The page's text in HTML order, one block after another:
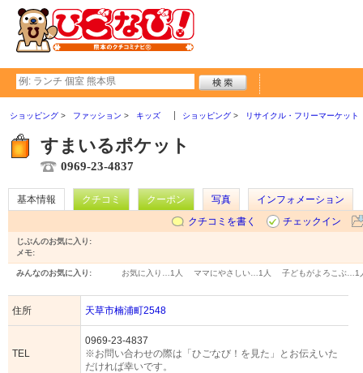
ショッピング ファッション キッズ ショッピング リサイクル・フリーマーケット
すまいるポケット
0969-23-4837
基本情報 クチコミ クーポン 写真
インフォメーション
クチコミを書く
チェックイン
じぶんのお気に入り:
メモ:
みんなのお気に入り: お気に入り… 1人 ママにやさしい… 1人 子どもがよろこぶ… 1
住所 天草市楠浦町2548
TEL
0969-23-4837
※お問い合わせの際は「ひごなび！を見た」とお伝えいた
だければ幸いです。